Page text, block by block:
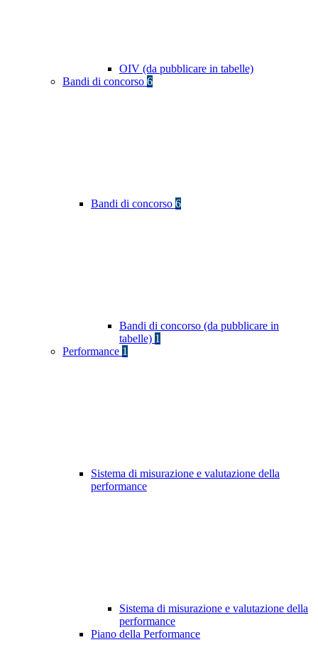
OIV (da pubblicare in tabelle)
Bandi di concorso 6
Bandi di concorso 6
Bandi di concorso (da pubblicare in
tabelle) 1
Performance 1
Sistema di misurazione e valutazione della
performance
Sistema di misurazione e valutazione della
performance
Piano della Performance